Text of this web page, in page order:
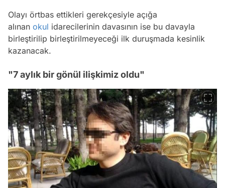
Olayı örtbas ettikleri gerekçesiyle açığa
alınan okul idarecilerinin davasının ise bu davayla
birleştirilip birleştirilmeyeceği ilk duruşmada kesinlik
kazanacak.
"7 aylık bir gönül ilişkimiz oldu"